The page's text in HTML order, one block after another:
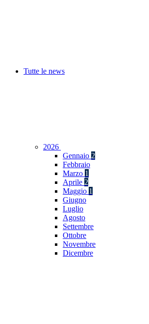
Tutte le news
2026
Gennaio 2
Febbraio
Marzo 1
Aprile 2
Maggio 1
Giugno
Luglio
Agosto
Settembre
Ottobre
Novembre
Dicembre